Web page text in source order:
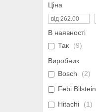
Ціна
В наявності
Так
9
Виробник
Bosch
2
Febi Bilstein
Hitachi
1